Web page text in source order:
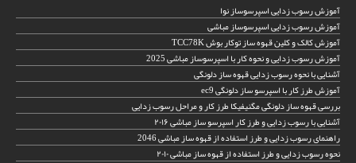
آموزش رسوب زدایی اسپرسوساز نوا
آموزش رسوب زدایی اسپرسوساز مباشی
آموزش کالک و کلین قهوه ساز توکار بوش TCC78K
آموزش رسوب زدایی و نحوه کار با اسپرسوساز مباشی 2025
آشنایی با نحوه رسوب زدایی قهوه ساز دلونگی
آموزش طرز کار با اسپرسو ساز دلونگی ec9
بررسی قهوه ساز دلونگی مگنیفیکا طرز کار و مراحل رسوب زدایی
آشنایی با رسوب زدایی و طرز کار اسپرسو ساز مباشی ۲۰۱۶
راهنمای رسوب زدایی و طرز استفاده از قهوه ساز مباشی 2046
نحوه رسوب زدایی و طرز استفاده از قهوه ساز مباشی ۲۰۱۰